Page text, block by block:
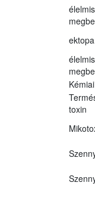
Kémiai
toxin